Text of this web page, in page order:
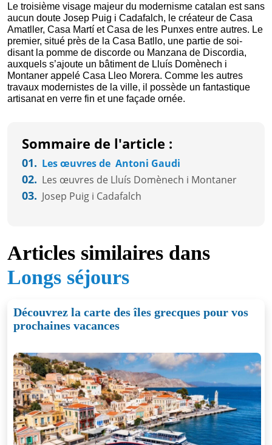
Le troisième visage majeur du modernisme catalan est sans
aucun doute Josep Puig i Cadafalch, le créateur de Casa
Amatller, Casa Martí et Casa de les Punxes entre autres. Le
premier, situé près de la Casa Batllo, une partie de soi-
disant la pomme de discorde ou Manzana de Discordia,
auxquels s’ajoute un bâtiment de Lluís Domènech i
Montaner appelé Casa Lleo Morera. Comme les autres
travaux modernistes de la ville, il possède un fantastique
artisanat en verre fin et une façade ornée.
Sommaire de l'article :
01. Les œuvres de Antoni Gaudi
02. Les œuvres de Lluís Domènech i Montaner
03. Josep Puig i Cadafalch
Articles similaires dans
Longs séjours
Découvrez la carte des îles grecques pour vos
prochaines vacances